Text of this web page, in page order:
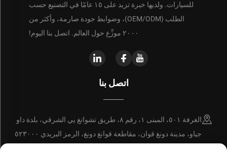
للسيارات. ولديها خبرة تزيد على ١٥ عامًا في التصنيع حسب
الطلب (OEM/ODM)، وضوابط جودة صارمة، وأكثر من
٢٠٠٠ موزِّع حول العالم. اتصل بنا اليوم!
اتصل بنا
الغرفة ٥٠١، المبنى ١، رقم ٨، طريق تشوانغ يي الشرقي، بلدة داو
جياو، مدينة دونغ قوان، مقاطعة قوانغ دونغ، الرمز البريدي ٥٢٣٠٠٠